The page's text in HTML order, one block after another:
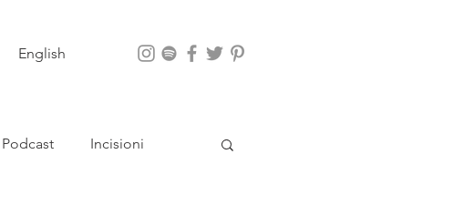
English
Podcast Incisioni